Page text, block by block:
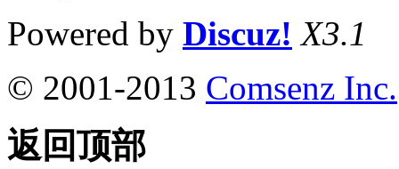
Powered by Discuz! X3.1
© 2001-2013 Comsenz Inc.
返回顶部